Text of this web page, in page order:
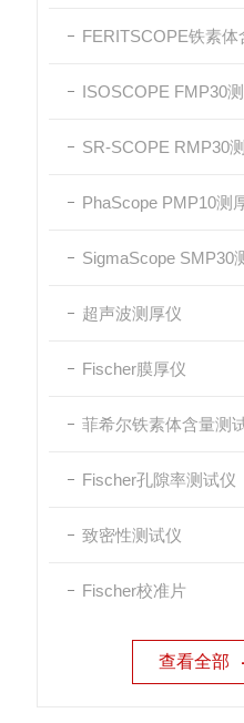
FERITSCOPE铁素体
ISOSCOPE FMP30
SR-SCOPE RMP30
PhaScope PMP10测
SigmaScope SMP30
超声波测厚仪
Fischer膜厚仪
菲希尔铁素体含量测
Fischer孔隙率测试仪
致密性测试仪
Fischer校准片
查看全部